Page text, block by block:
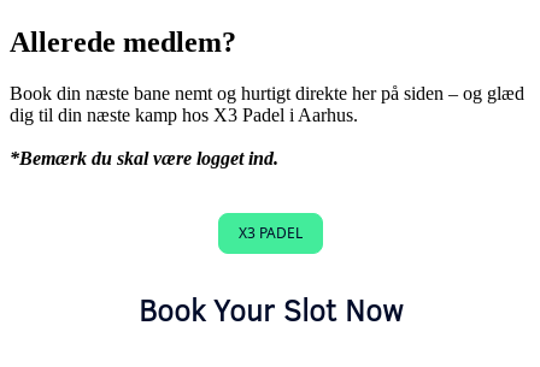
Allerede medlem?
Book din næste bane nemt og hurtigt direkte her på siden – og glæd
dig til din næste kamp hos X3 Padel i Aarhus.
*Bemærk du skal være logget ind.